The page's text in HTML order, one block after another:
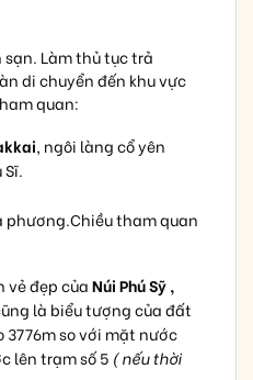
Làm thủ tục trả
di chuyển đến khu vực
quan:
, ngôi làng cổ yên
phương.Chiều tham quan
vẻ đẹp củaNúi Phú Sỹ ,
là biểu tượng của đất
so với mặt nước
lên trạm số 5 ( nếu thời